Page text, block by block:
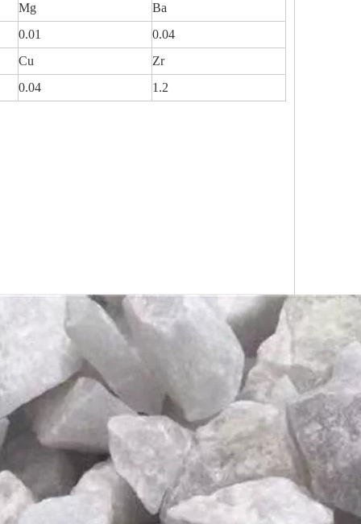
Mg
Ba
0.01
0.04
Cu
Zr
0.04 1.2